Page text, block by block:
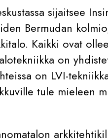
sijaitsee
Bermudan
Kaikki ovat
on
on LVI-
tule mieleen